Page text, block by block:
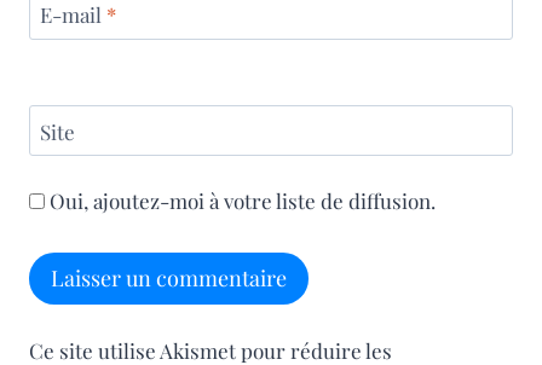
E-mail *
Site
Oui, ajoutez-moi à votre liste de diffusion.
Ce site utilise Akismet pour réduire les